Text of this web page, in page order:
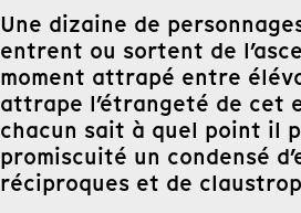
Une dizaine de
entrent ou sortent de
moment attrapé entre
attrape l’étrangeté de cet
chacun sait à quel point il
promiscuité un condensé
réciproques et de